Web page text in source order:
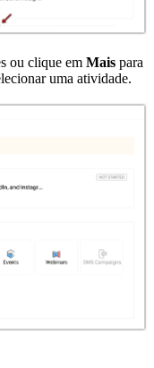
ou clique em Mais para
uma atividade.